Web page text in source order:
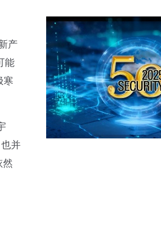
产
能
寒
并
然
体验
代的认知中枢